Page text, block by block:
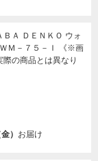
Ａ ＤＥＮＫＯ ウォ
Ｍ－７５－Ｉ 《※画
の商品とは異なり
） お届け